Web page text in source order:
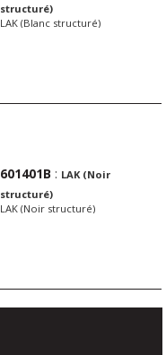
structuré)
LAK (Blanc structuré)
601401B : LAK (Noir
structuré)
LAK (Noir structuré)